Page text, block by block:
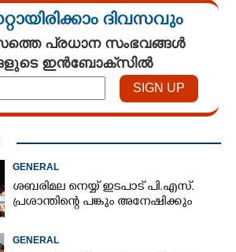
ദിവസവും
പ്രധാന സംഭവങ്ങൾ
ഇൻബോക്സിൽ
GENERAL
ശബരിമല നെയ്യ് ഇടപാട് പി.എസ്.
പ്രശാന്തിന്റെ പങ്കും അനേഷിക്കും
GENERAL